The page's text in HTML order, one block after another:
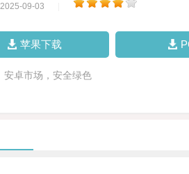
09-03
苹果下载
安卓市场，安全绿色